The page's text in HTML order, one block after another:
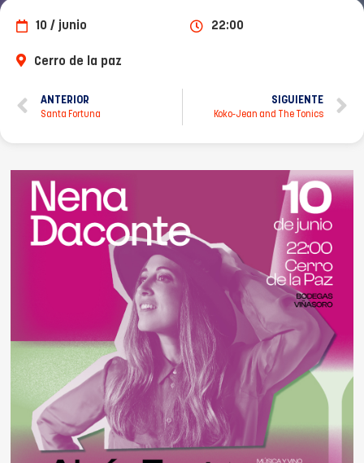
10 / junio 22:00
Cerro de la paz
ANTERIOR
Santa Fortuna
SIGUIENTE
Koko-Jean and The Tonics